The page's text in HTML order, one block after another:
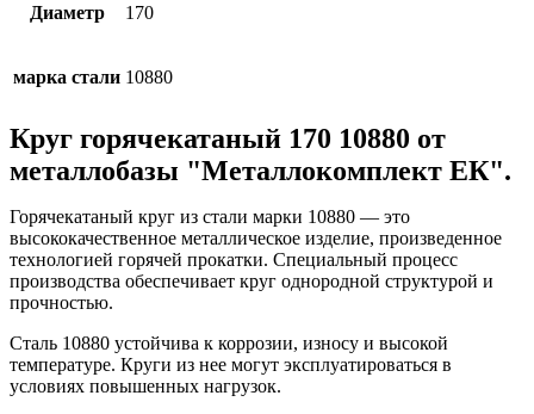
Диаметр 170
марка стали 10880
Круг горячекатаный 170 10880 от
металлобазы "Металлокомплект ЕК".
Горячекатаный круг из стали марки 10880 — это
высококачественное металлическое изделие, произведенное
технологией горячей прокатки. Специальный процесс
производства обеспечивает круг однородной структурой и
прочностью.
Сталь 10880 устойчива к коррозии, износу и высокой
температуре. Круги из нее могут эксплуатироваться в
условиях повышенных нагрузок.